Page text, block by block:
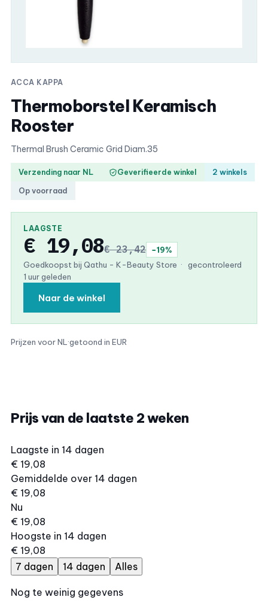
ACCA KAPPA
Thermoborstel Keramisch
Rooster
Thermal Brush Ceramic Grid Diam.35
Verzending naar NL Geverifieerde winkel
2 winkels
Op voorraad
LAAGSTE
€ 19,08€ 23,42
−19%
Goedkoopst bij Qathu - K-Beauty Store ·
gecontroleerd
1 uur geleden
Naar de winkel
Prijzen voor NL ·getoond in EUR
Prijs van de laatste 2 weken
Laagste in 14 dagen
€ 19,08
Gemiddelde over 14 dagen
€ 19,08
Nu
€ 19,08
Hoogste in 14 dagen
€ 19,08
7 dagen
14 dagen Alles
Nog te weinig gegevens